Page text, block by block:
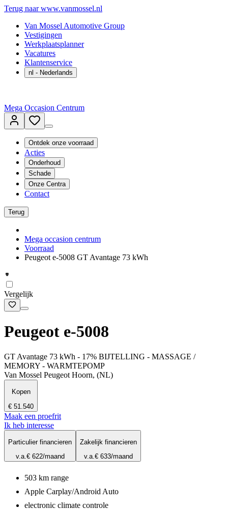
Terug naar www.vanmossel.nl
Van Mossel Automotive Group
Vestigingen
Werkplaatsplanner
Vacatures
Klantenservice
nl - Nederlands
Mega Occasion Centrum
Ontdek onze voorraad
Acties
Onderhoud
Schade
Onze Centra
Contact
Terug
Mega occasion centrum
Voorraad
Peugeot e-5008 GT Avantage 73 kWh
Vergelijk
Peugeot e-5008
GT Avantage 73 kWh - 17% BIJTELLING - MASSAGE /
MEMORY - WARMTEPOMP
Van Mossel Peugeot Hoorn, (NL)
Kopen
€ 51.540
Maak een proefrit
Ik heb interesse
Particulier financieren
v.a.€ 622/maand
Zakelijk financieren
v.a.€ 633/maand
503 km range
Apple Carplay/Android Auto
electronic climate controle